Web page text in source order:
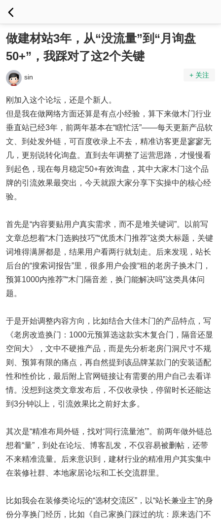
做建材站3年，从“没流量”到“月询盘
50+”，我踩对了这2个关键
sin + 关注
刚加入这个论坛，还是个新人。
但是我在做网络方面还算是有点小经验，算下来做木门行业
垂直站已经3年，前两年基本在“瞎忙活”——每天更新产品软
文、到处发外链，可百度收录上不去，精准访客更是寥寥无
几，更别说转化询盘。直到去年调整了运营思路，才慢慢看
到起色，现在每月稳定50+有效询盘，其中大家木门这个品
牌的引流效果最突出，今天就跟大家分享下实操中的核心经
验。
首先是“内容要贴用户真实需求，而不是堆关键词”。以前写
文章总想着“木门选购技巧”“优质木门推荐”这类大标题，关键
词堆得满屏都是，结果用户看两行就划走。后来发现，站长
后台的“搜索词报告”里，很多用户会搜“租的老房子换木门，
预算1000内推荐”“木门隔音差，换门能解决吗”这类具体问
题。
于是开始调整内容方向，比如结合大佳木门的产品特点，写
《老房改造换门：1000元预算选这款实木复合门，隔音还显
空间大》，文中不硬推产品，而是先分析老房门洞尺寸不规
则、预算有限的痛点，再自然提到该品牌某款门的安装适配
性和性价比，最后附上官网链接让有需要的用户自己去看详
情。没想到这类文章发布后，不仅收录快，停留时长还能达
到3分钟以上，引流效果比之前好太多。
其次是“精准布局外链，找对‘同行流量池’”。前两年做外链总
想着“量”，到处在论坛、博客乱发，不仅容易被删帖，还带
不来精准流量。后来意识到，建材行业的精准用户其实集中
在装修社群、本地家居论坛和工长交流群里。
比如我会在装修类论坛的“选材交流区”，以“站长兼业主”的身
份分享换门经历，比如《自己家换门踩过的坑：原来选门不